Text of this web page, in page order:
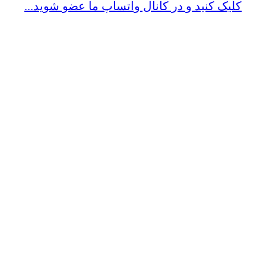
کلیک کنید و در کانال واتساپ ما عضو شوید...